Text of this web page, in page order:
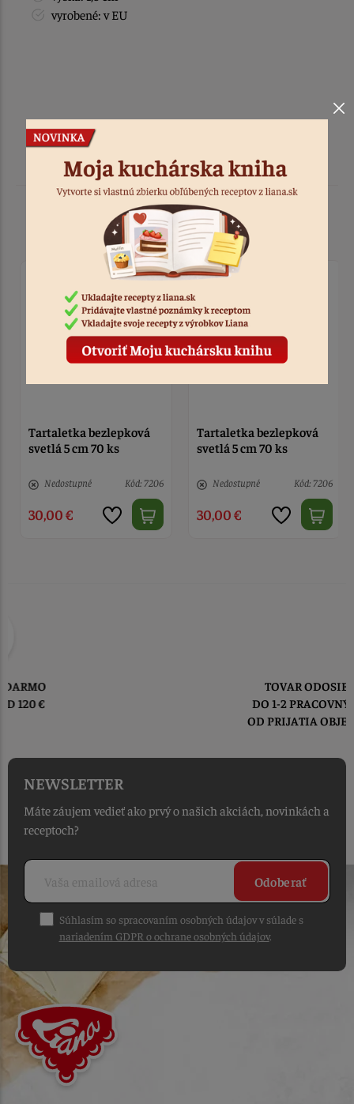
vyrobené: v EU
Podobné produkty
Tartaletka bezlepková
svetlá 5 cm 70 ks
Nedostupné Kód: 7206
30,00 €
Tartaletka bezlepková
svetlá 5 cm 70 ks
Nedostupné Kód: 7206
30,00 €
OD PRIJATIA OBJEDNÁVKY
NEWSLETTER
Máte záujem vedieť ako prvý o našich akciách, novinkách a
receptoch?
Odoberať
Súhlasím so spracovaním osobných údajov v súlade s
nariadením GDPR o ochrane osobných údajov.